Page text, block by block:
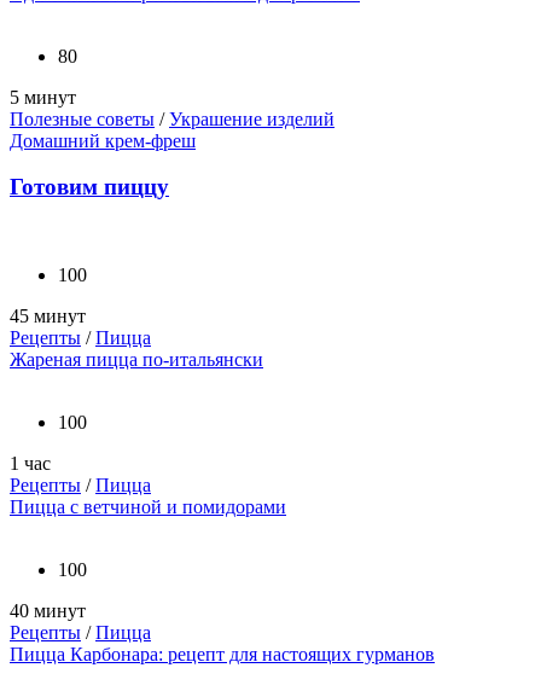
80
5 минут
Полезные советы /Украшение изделий
Домашний крем-фреш
Готовим пиццу
100
45 минут
Рецепты /Пицца
Жареная пицца по-итальянски
100
1 час
Рецепты /Пицца
Пицца с ветчиной и помидорами
100
40 минут
Рецепты /Пицца
Пицца Карбонара: рецепт для настоящих гурманов